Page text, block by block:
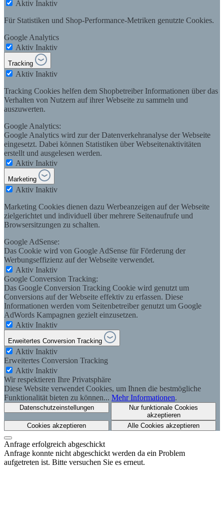
Aktiv Inaktiv
Für Statistiken und Shop-Performance-Metriken genutzte Cookies.
Google Analytics
Aktiv Inaktiv
Tracking
Aktiv Inaktiv
Tracking Cookies helfen dem Shopbetreiber Informationen über das
Verhalten von Nutzern auf ihrer Webseite zu sammeln und
auszuwerten.
Google Analytics:
Google Analytics wird zur der Datenverkehranalyse der Webseite
eingesetzt. Dabei können Statistiken über Webseitenaktivitäten
erstellt und ausgelesen werden.
Aktiv Inaktiv
Marketing
Aktiv Inaktiv
Marketing Cookies dienen dazu Werbeanzeigen auf der Webseite
zielgerichtet und individuell über mehrere Seitenaufrufe und
Browsersitzungen zu schalten.
Google AdSense:
Das Cookie wird von Google AdSense für Förderung der
Werbungseffizienz auf der Webseite verwendet.
Aktiv Inaktiv
Google Conversion Tracking:
Das Google Conversion Tracking Cookie wird genutzt um
Conversions auf der Webseite effektiv zu erfassen. Diese
Informationen werden vom Seitenbetreiber genutzt um Google
AdWords Kampagnen gezielt einzusetzen.
Aktiv Inaktiv
Erweitertes Conversion Tracking
Aktiv Inaktiv
Erweitertes Conversion Tracking
Aktiv Inaktiv
Wir respektieren Ihre Privatsphäre
Diese Website verwendet Cookies, um Ihnen die bestmögliche
Funktionalität bieten zu können... Mehr Informationen.
Datenschutzeinstellungen
Nur funktionale Cookies
akzeptieren
Cookies akzeptieren
Alle Cookies akzeptieren
Anfrage erfolgreich abgeschickt
Anfrage konnte nicht abgeschickt werden da ein Problem
aufgetreten ist. Bitte versuchen Sie es erneut.